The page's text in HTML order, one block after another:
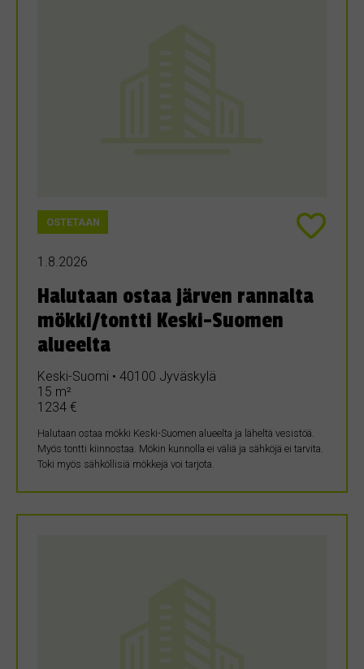
OSTETAAN
1.8.2026
Halutaan ostaa järven rannalta
mökki/tontti Keski-Suomen
alueelta
Keski-Suomi • 40100 Jyväskylä
15 m²
1234 €
Halutaan ostaa mökki Keski-Suomen alueelta ja läheltä vesistöä.
Myös tontti kiinnostaa. Mökin kunnolla ei väliä ja sähköjä ei tarvita.
Toki myös sähköllisiä mökkejä voi tarjota.